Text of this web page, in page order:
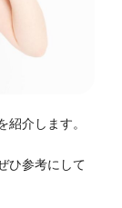
介します。
ひ参考にして